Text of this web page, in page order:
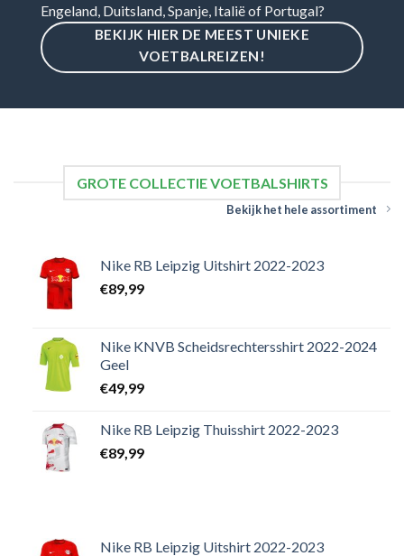
Engeland, Duitsland, Spanje, Italië of Portugal?
BEKIJK HIER DE MEEST UNIEKE
VOETBALREIZEN!
GROTE COLLECTIE VOETBALSHIRTS
Bekijk het hele assortiment
Nike RB Leipzig Uitshirt 2022-2023
€89,99
Nike KNVB Scheidsrechtersshirt 2022-2024
Geel
€49,99
Nike RB Leipzig Thuisshirt 2022-2023
€89,99
Nike RB Leipzig Uitshirt 2022-2023